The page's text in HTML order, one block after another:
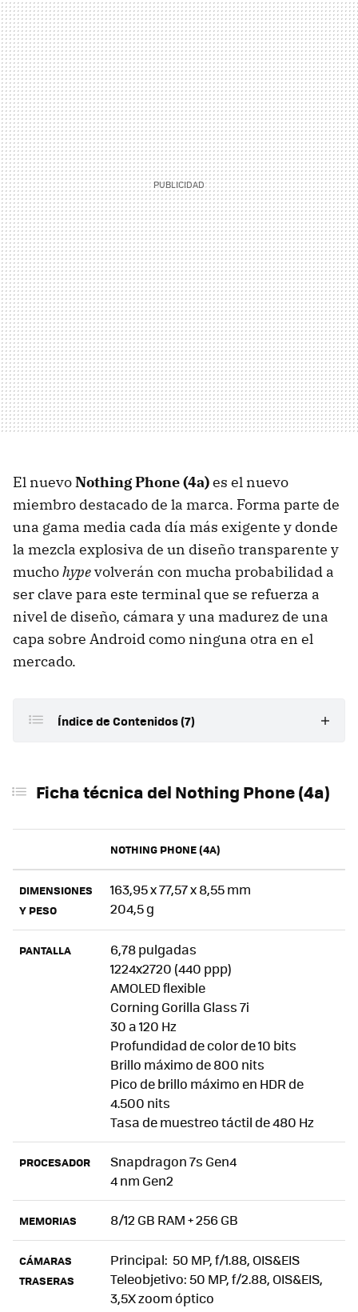
El nuevoNothing Phone (4a)es el nuevo
miembro destacado de la marca. Forma parte de
una gama media cada día más exigente y donde
la mezcla explosiva de un diseño transparente y
muchohypevolverán con mucha probabilidad a
ser clave para este terminal que se refuerza a
nivel de diseño, cámara y una madurez de una
capa sobre Android como ninguna otra en el
mercado.
Índice de Contenidos (7)
Puro diseño Nothing: refinando lo que ya era icónico
Una pantalla que busca los límites del formato
Snapdragon y Nothing OS 4.1: una combinación
ganadora
Nothing no se olvida de la batería
Nothing Phone (4a), la opinión y nota de Xataka
Ficha técnica del Nothing Phone (4a)
NOTHING PHONE (4A)
DIMENSIONES
Y PESO
163,95 x 77,57 x 8,55 mm
204,5 g
PANTALLA
6,78 pulgadas
1224x2720 (440 ppp)
AMOLED flexible
Corning Gorilla Glass 7i
30 a 120 Hz
Profundidad de color de 10 bits
Brillo máximo de 800 nits
Pico de brillo máximo en HDR de
4.500 nits
Tasa de muestreo táctil de 480 Hz
PROCESADOR
Snapdragon 7s Gen4
4 nm Gen2
MEMORIAS 8/12 GB RAM + 256 GB
CÁMARAS
TRASERAS
Principal: 50 MP, f/1.88, OIS&EIS
Teleobjetivo: 50 MP, f/2.88, OIS&EIS,
3,5X zoom óptico